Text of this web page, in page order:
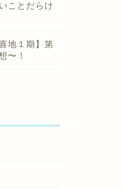
ことだらけ
地１期】第
〜！